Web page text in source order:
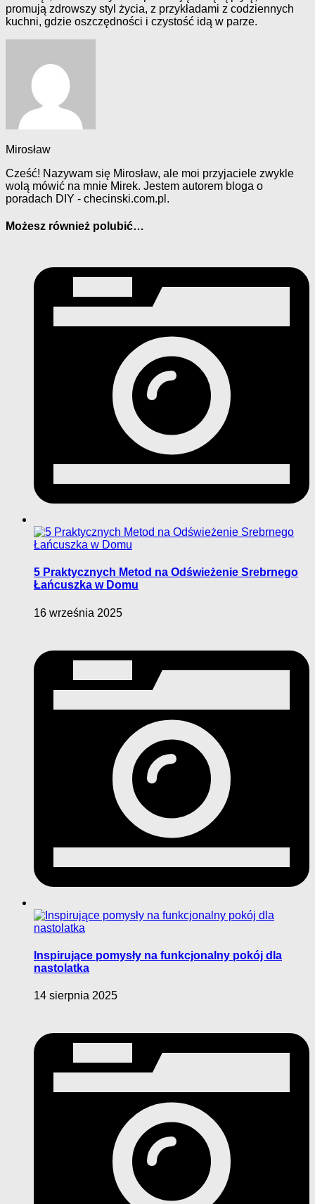
promują zdrowszy styl życia, z przykładami z codziennych
kuchni, gdzie oszczędności i czystość idą w parze.
Mirosław
Cześć! Nazywam się Mirosław, ale moi przyjaciele zwykle
wolą mówić na mnie Mirek. Jestem autorem bloga o
poradach DIY - checinski.com.pl.
Możesz również polubić…
5 Praktycznych Metod na Odświeżenie Srebrnego
Łańcuszka w Domu
16 września 2025
Inspirujące pomysły na funkcjonalny pokój dla
nastolatka
14 sierpnia 2025